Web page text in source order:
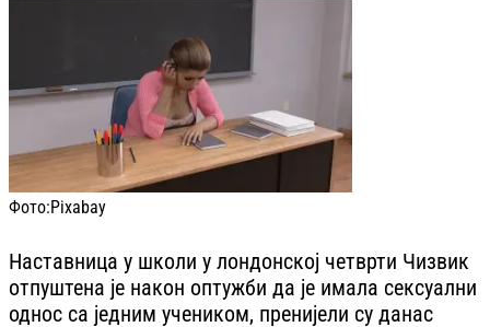
Фото:Pixabay
Наставница у школи у лондонској четврти Чизвик
отпуштена је након оптужби да је имала сексуални
однос са једним учеником, пренијели су данас